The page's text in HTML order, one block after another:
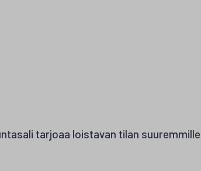
tarjoaa loistavan tilan